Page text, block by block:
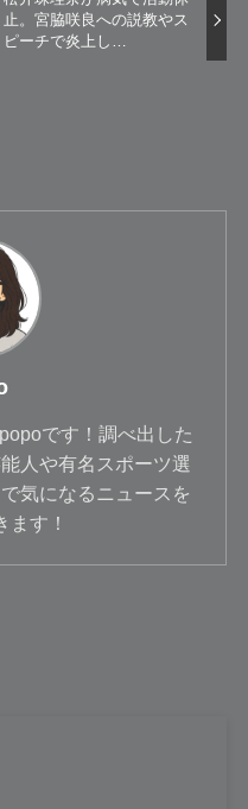
止。宮脇咲良への説教やス
ピーチで炎上し…
です！調べ出した
人や有名スポーツ選
気になるニュースを
ます！